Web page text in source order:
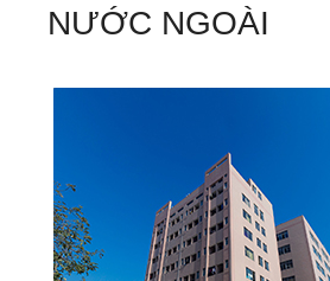
NƯỚC NGOÀI